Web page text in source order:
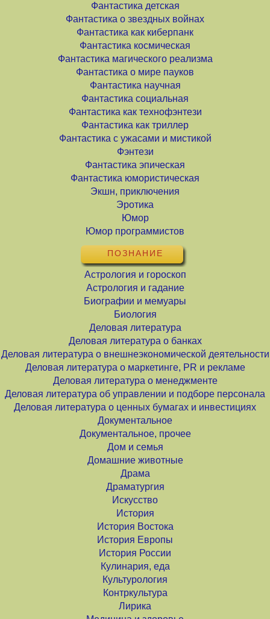
Фантастика детская
Фантастика о звездных войнах
Фантастика как киберпанк
Фантастика космическая
Фантастика магического реализма
Фантастика о мире пауков
Фантастика научная
Фантастика социальная
Фантастика как технофэнтези
Фантастика как триллер
Фантастика с ужасами и мистикой
Фэнтези
Фантастика эпическая
Фантастика юмористическая
Экшн, приключения
Эротика
Юмор
Юмор программистов
ПОЗНАНИЕ
Астрология и гороскоп
Астрология и гадание
Биографии и мемуары
Биология
Деловая литература
Деловая литература о банках
Деловая литература о внешнеэкономической деятельности
Деловая литература о маркетинге, PR и рекламе
Деловая литература о менеджменте
Деловая литература об управлении и подборе персонала
Деловая литература о ценных бумагах и инвестициях
Документальное
Документальное, прочее
Дом и семья
Домашние животные
Драма
Драматургия
Искусство
История
История Востока
История Европы
История России
Кулинария, еда
Культурология
Контркультура
Лирика